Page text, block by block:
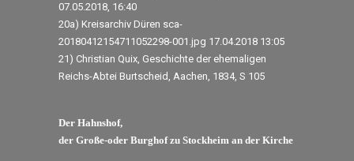
07.05.2018, 16:40
20a) Kreisarchiv Düren sca-
20180412154711052298-001.jpg 17.04.2018 13:05
21) Christian Quix, Geschichte der ehemaligen
Reichs-Abtei Burtscheid, Aachen, 1834, S 105
Der Hahnshof,
der Große-oder Burghof zu Stockheim an der Kirche